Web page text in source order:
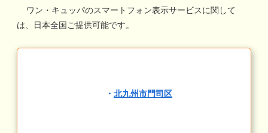
ワン・キュッパのスマートフォン表示サービスに関して
は、日本全国ご提供可能です。
・ 北九州市門司区